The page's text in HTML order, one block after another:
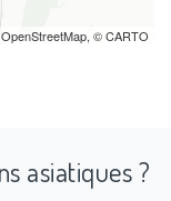
© CARTO
asiatiques ?